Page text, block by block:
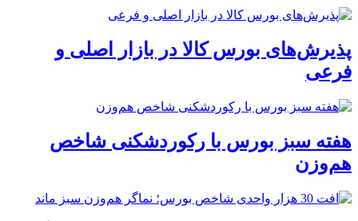
پذیرش‌های بورس کالا در بازار اصلی و
فرعی
هفته سبز بورس با رکوردشکنی شاخص
هم‌وزن